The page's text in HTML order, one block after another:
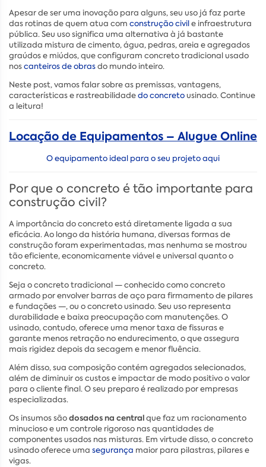
Apesar de ser uma inovação para alguns, seu uso já faz parte
das rotinas de quem atua com construção civile infraestrutura
pública. Seu uso significa uma alternativa à já bastante
utilizada mistura de cimento, água, pedras, areia e agregados
graúdos e miúdos, que configuram concreto tradicional usado
noscanteiros de obrasdo mundo inteiro.
Neste post, vamos falar sobre as premissas, vantagens,
características e rastreabilidadedo concretousinado. Continue
a leitura!
Locação de Equipamentos – Alugue Online
O equipamento ideal para o seu projeto aqui
Por que o concreto é tão importante para
construção civil?
A importância do concreto está diretamente ligada a sua
eficácia. Ao longo da história humana, diversas formas de
construção foram experimentadas, mas nenhuma se mostrou
tão eficiente, economicamente viável e universal quanto o
concreto.
Seja o concreto tradicional — conhecido como concreto
armado por envolver barras de aço para firmamento de pilares
e fundações —, ou o concreto usinado. Seu uso representa
durabilidade e baixa preocupação com manutenções. O
usinado, contudo, oferece uma menor taxa de fissuras e
garante menos retração no endurecimento, o que assegura
mais rigidez depois da secagem e menor fluência.
Além disso, sua composição contém agregados selecionados,
além de diminuir os custos e impactar de modo positivo o valor
para o cliente final. O seu preparo é realizado por empresas
especializadas.
Os insumos sãodosados na centralque faz um racionamento
minucioso e um controle rigoroso nas quantidades de
componentes usados nas misturas. Em virtude disso, o concreto
usinado oferece uma segurança maior para pilastras, pilares e
vigas.